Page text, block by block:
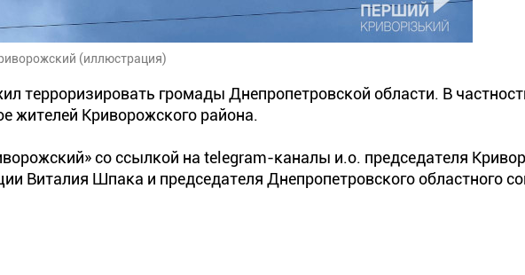
(иллюстрация)
терроризировать громады Днепропетровской области. В
жителей Криворожского района.
со ссылкой на telegram-каналы и.о. председателя
Виталия Шпака и председателя Днепропетровского областного